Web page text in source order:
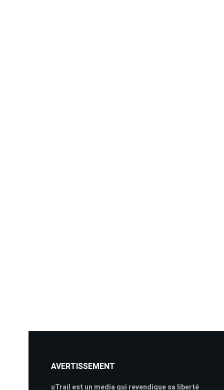
AVERTISSEMENT
uTrail est un media qui revendique sa liberté